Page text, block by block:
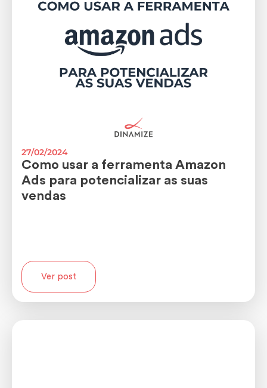
27/02/2024
Como usar a ferramenta Amazon
Ads para potencializar as suas
vendas
Ver post